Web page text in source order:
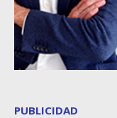
PUBLICIDAD